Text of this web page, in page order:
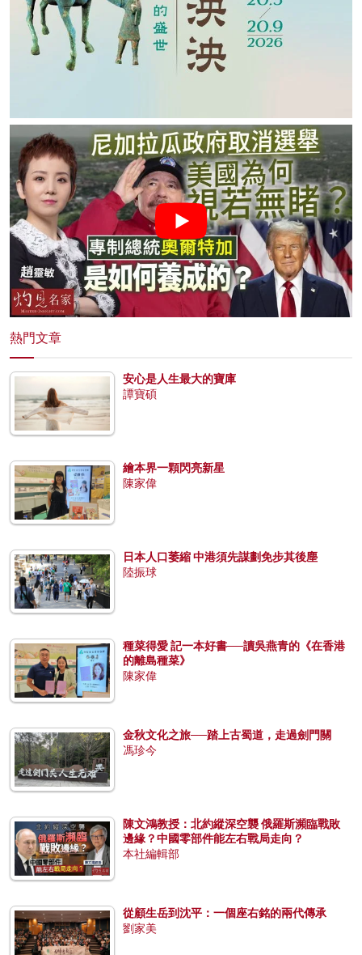
熱門文章
安心是人生最大的寶庫
譚寶碩
繪本界一顆閃亮新星
陳家偉
日本人口萎縮 中港須先謀劃免步其後塵
陸振球
種菜得愛 記一本好書──讀吳燕青的《在香港
的離島種菜》
陳家偉
金秋文化之旅──踏上古蜀道，走過劍門關
馮珍今
陳文鴻教授：北約縱深空襲 俄羅斯瀕臨戰敗
邊緣？中國零部件能左右戰局走向？
本社編輯部
從顧生岳到沈平：一個座右銘的兩代傳承
劉家美